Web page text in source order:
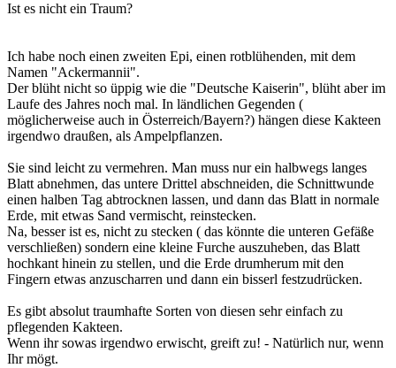
Ist es nicht ein Traum?
Ich habe noch einen zweiten Epi, einen rotblühenden, mit dem
Namen "Ackermannii".
Der blüht nicht so üppig wie die "Deutsche Kaiserin", blüht aber im
Laufe des Jahres noch mal. In ländlichen Gegenden (
möglicherweise auch in Österreich/Bayern?) hängen diese Kakteen
irgendwo draußen, als Ampelpflanzen.
Sie sind leicht zu vermehren. Man muss nur ein halbwegs langes
Blatt abnehmen, das untere Drittel abschneiden, die Schnittwunde
einen halben Tag abtrocknen lassen, und dann das Blatt in normale
Erde, mit etwas Sand vermischt, reinstecken.
Na, besser ist es, nicht zu stecken ( das könnte die unteren Gefäße
verschließen) sondern eine kleine Furche auszuheben, das Blatt
hochkant hinein zu stellen, und die Erde drumherum mit den
Fingern etwas anzuscharren und dann ein bisserl festzudrücken.
Es gibt absolut traumhafte Sorten von diesen sehr einfach zu
pflegenden Kakteen.
Wenn ihr sowas irgendwo erwischt, greift zu! - Natürlich nur, wenn
Ihr mögt.